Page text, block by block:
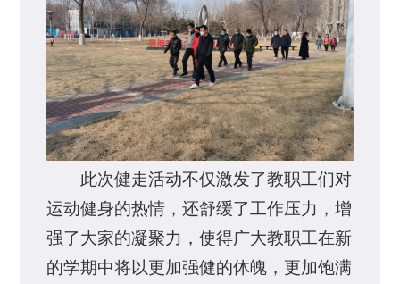
此次健走活动不仅激发了教职工们对
运动健身的热情，还舒缓了工作压力，增
强了大家的凝聚力，使得广大教职工在新
的学期中将以更加强健的体魄，更加饱满